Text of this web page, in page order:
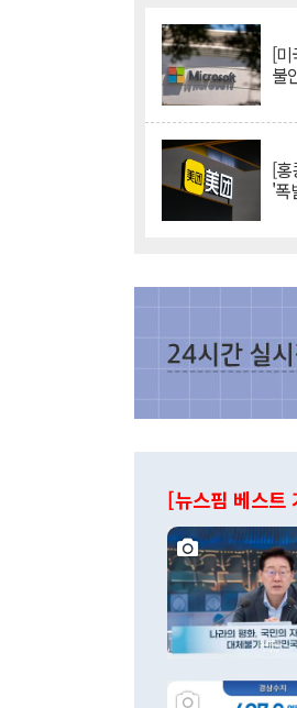
[미
불
[
'폭
[뉴스핌 베스트